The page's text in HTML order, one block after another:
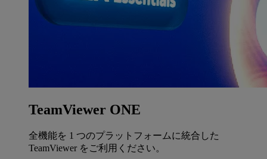
TeamViewer ONE
全機能を 1 つのプラットフォームに統合した
TeamViewer をご利用ください。